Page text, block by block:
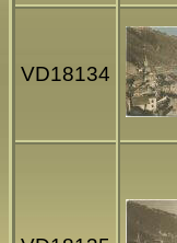
VD18134